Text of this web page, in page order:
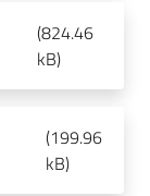
(824.46
kB)
(199.96
kB)